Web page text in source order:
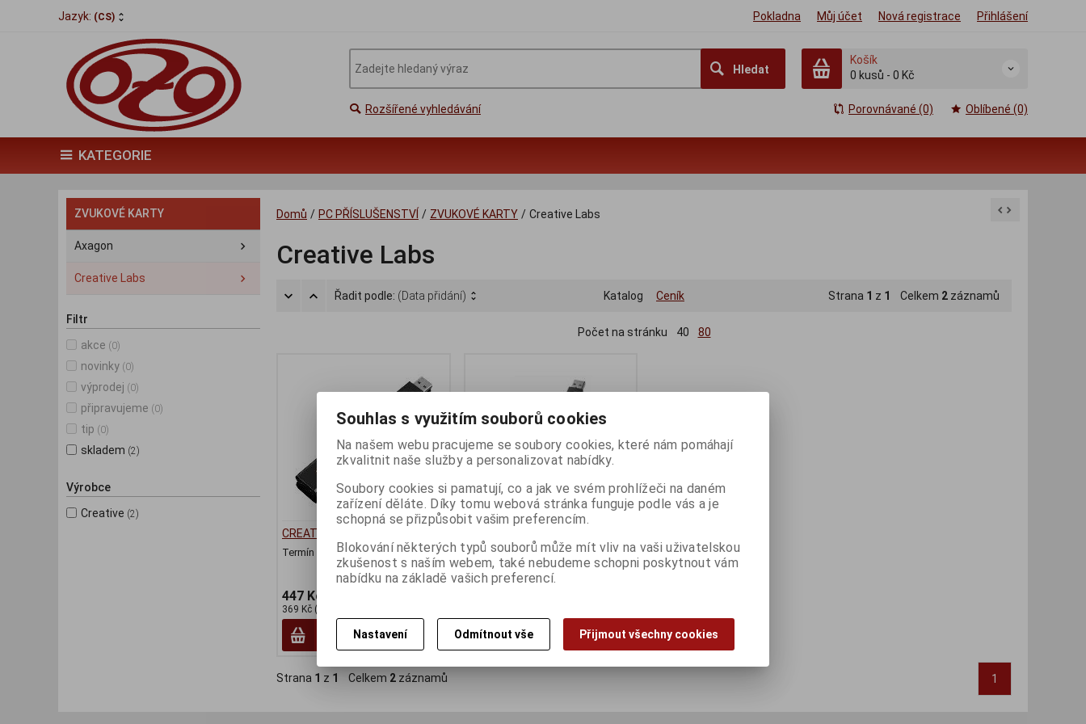
Jazyk: (CS) Pokladna Můj účet Nová registrace Přihlášení
Hledat
Košík
0 kusů - 0 Kč
Rozšířené vyhledávání Porovnávané (0) Oblíbené (0)
KATEGORIE
ZVUKOVÉ KARTY
Axagon
Creative Labs
Filtr
akce (0)
novinky (0)
výprodej (0)
připravujeme (0)
tip (0)
skladem (2)
Výrobce
Creative (2)
Domů / PC PŘÍSLUŠENSTVÍ / ZVUKOVÉ KARTY / Creative Labs
Creative Labs
Řadit podle: (Data přidání) Katalog Ceník Strana 1 z 1 Celkem 2 záznamů
Počet na stránku 40 80
CREATIVE SB Play3
Termín dodání (dny):14
447 Kč
369 Kč (bez DPH:)
Koupit
Termín dodání (dny):4
Koupit
Strana 1 z 1 Celkem 2 záznamů 1
Souhlas s využitím souborů cookies
Na našem webu pracujeme se soubory cookies, které nám pomáhají
zkvalitnit naše služby a personalizovat nabídky.
Soubory cookies si pamatují, co a jak ve svém prohlížeči na daném
zařízení děláte. Díky tomu webová stránka funguje podle vás a je
schopná se přizpůsobit vašim preferencím.
Blokování některých typů souborů může mít vliv na vaši uživatelskou
zkušenost s naším webem, také nebudeme schopni poskytnout vám
nabídku na základě vašich preferencí.
Nastavení Odmítnout vše Přijmout všechny cookies